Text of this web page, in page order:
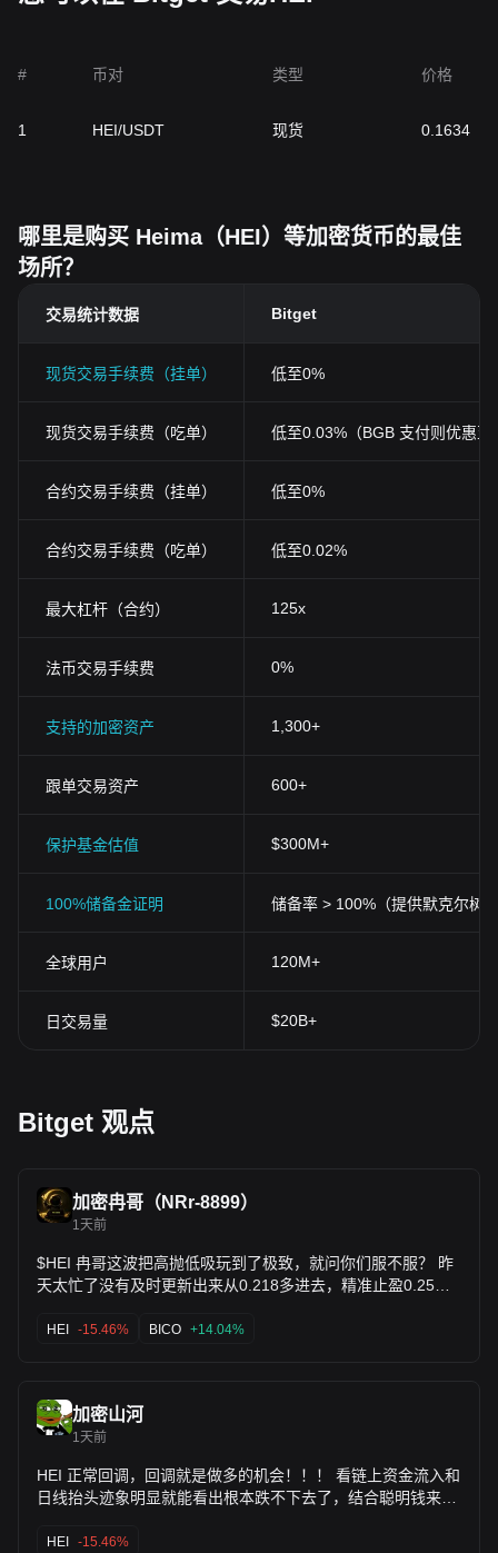
# 币对 类型 价格
1 HEI/USDT 现货 0.1634
哪里是购买 Heima（HEI）等加密货币的最佳
场所？
交易统计数据 Bitget
现货交易手续费（挂单） 低至0%
现货交易手续费（吃单） 低至0.03%（BGB 支付则优惠至
合约交易手续费（挂单） 低至0%
合约交易手续费（吃单） 低至0.02%
最大杠杆（合约） 125x
法币交易手续费 0%
支持的加密资产 1,300+
跟单交易资产 600+
保护基金估值 $300M+
100%储备金证明 储备率 > 100%（提供默克尔树
全球用户 120M+
日交易量 $20B+
Bitget 观点
加密冉哥（NRr-8899）
1天前
$HEI 冉哥这波把高抛低吸玩到了极致，就问你们服不服？ 昨
天太忙了没有及时更新出来从0.218多进去，精准止盈0.25也
刻，现在冉哥个人建议不进场，随时还会有拉盘迹象，趋势没
HEI -15.46% BICO +14.04%
加密山河
1天前
HEI 正常回调，回调就是做多的机会！！！ 看链上资金流入和
日线抬头迹象明显就能看出根本跌不下去了，结合聪明钱来
空单开始，先拉高把空单筹码洗干净再去出货洗多单筹码，这
HEI -15.46%